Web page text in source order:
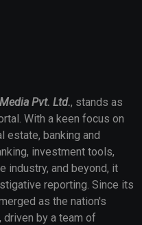
Pvt. Ltd., stands as
With a keen focus on
estate, banking and
investment tools,
industry, and beyond, it
reporting. Since its
as the nation's
by a team of